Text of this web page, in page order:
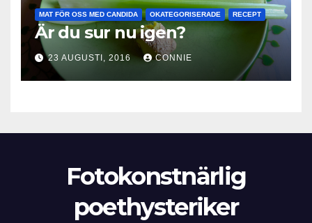
MAT FÖR OSS MED CANDIDA OKATEGORISERADE RECEPT
Är du sur nu igen?
23 AUGUSTI, 2016 CONNIE
Fotokonstnärlig
poethysteriker